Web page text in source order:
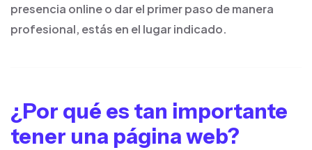
presencia online o dar el primer paso de manera
profesional, estás en el lugar indicado.
¿Por qué es tan importante
tener una página web?